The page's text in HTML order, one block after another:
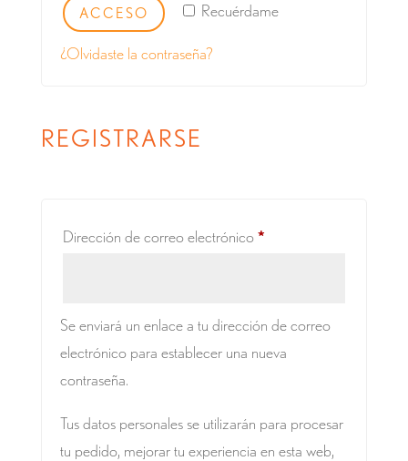
Recuérdame
ACCESO
¿Olvidaste la contraseña?
REGISTRARSE
Dirección de correo electrónico*Obligatorio
Se enviará un enlace a tu dirección de correo
electrónico para establecer una nueva
contraseña.
Tus datos personales se utilizarán para procesar
tu pedido, mejorar tu experiencia en esta web,